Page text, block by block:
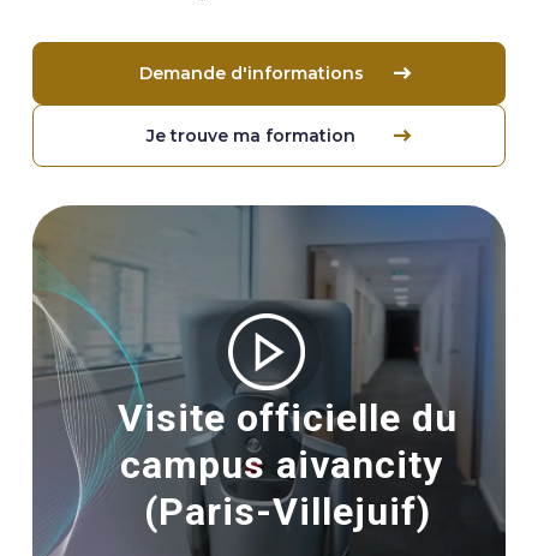
Demande d'informations
Je trouve ma formation
Image
Visite officielle du
campus aivancity
(Paris-Villejuif)